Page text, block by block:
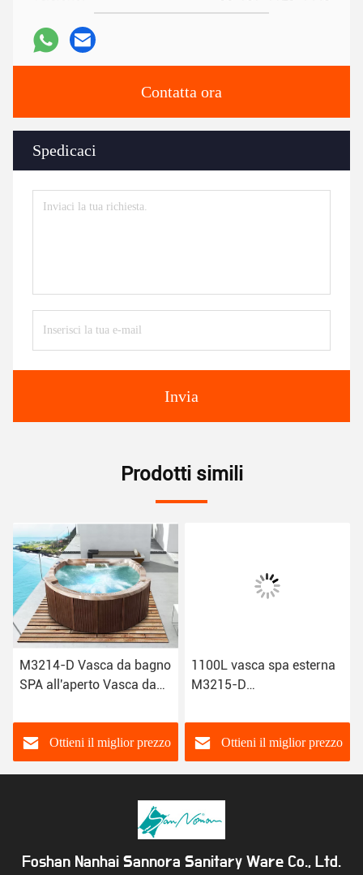
Contatta ora
Spedicaci
Invia
Prodotti simili
M3214-D Vasca da bagno
SPA all'aperto Vasca da
costante
Ottieni il miglior prezzo
1100L vasca spa esterna
M3215-D
sistema di controllo
digitale touch
Ottieni il miglior prezzo
Foshan Nanhai Sannora Sanitary Ware Co., Ltd.